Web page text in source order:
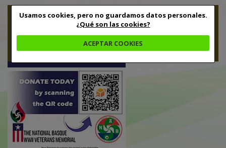
Usamos cookies, pero no guardamos datos personales.
¿Qué son las cookies?
ACEPTAR COOKIES